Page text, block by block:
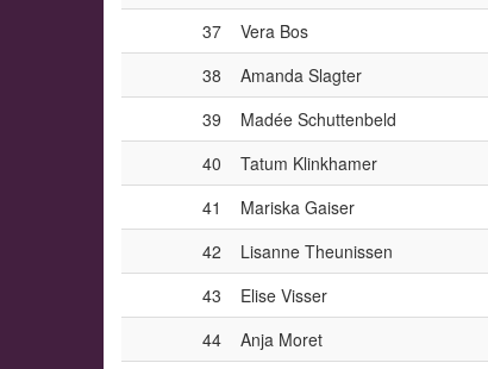
37
Vera Bos
38
Amanda Slagter
39
Madée Schuttenbeld
40
Tatum Klinkhamer
41
Mariska Gaiser
42
Lisanne Theunissen
43
Elise Visser
44
Anja Moret